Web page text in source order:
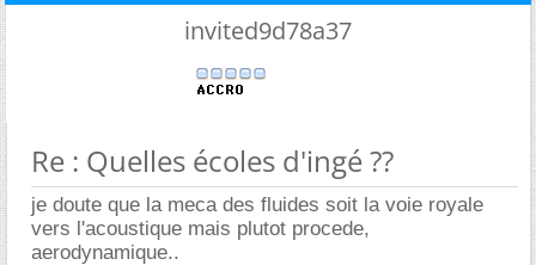
invited9d78a37
Re : Quelles écoles d'ingé ??
je doute que la meca des fluides soit la voie royale
vers l'acoustique mais plutot procede,
aerodynamique..